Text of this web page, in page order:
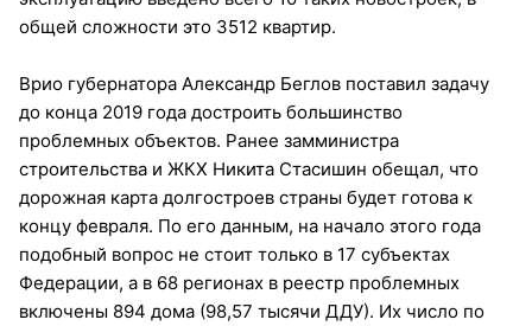
общей сложности это 3512 квартир.
Врио губернатора Александр Беглов поставил задачу
до конца 2019 года достроить большинство
проблемных объектов. Ранее замминистра
строительства и ЖКХ Никита Стасишин обещал, что
дорожная карта долгостроев страны будет готова к
концу февраля. По его данным, на начало этого года
подобный вопрос не стоит только в 17 субъектах
Федерации, а в 68 регионах в реестр проблемных
включены 894 дома (98,57 тысячи ДДУ). Их число по